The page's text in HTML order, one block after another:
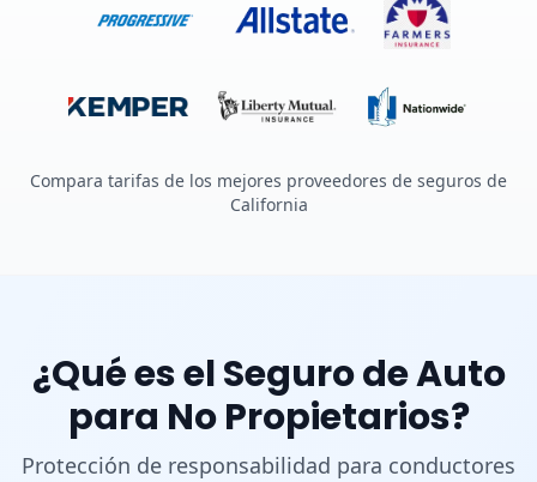
Compara tarifas de los mejores proveedores de seguros de
California
¿Qué es el Seguro de Auto
para No Propietarios?
Protección de responsabilidad para conductores